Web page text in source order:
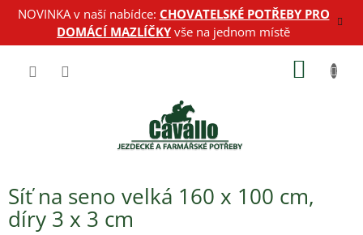
PřejítNOVINKA v naší nabídce: CHOVATELSKÉ POTŘEBY PRO
DOMÁCÍ MAZLÍČKYvše na jednom místě
Síť na seno velká 160 x 100 cm,
díry 3 x 3 cm